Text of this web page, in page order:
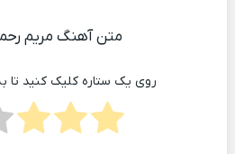
متن آهنگ مریم
روی یک ستاره کلیک کنید تا